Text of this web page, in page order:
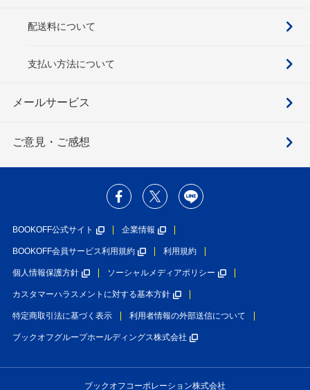
配送料について
支払い方法について
メールサービス
ご意見・ご感想
BOOKOFF公式サイト 企業情報
BOOKOFF会員サービス利用規約 利用規約
個人情報保護方針 ソーシャルメディアポリシー
カスタマーハラスメントに対する基本方針
特定商取引法に基づく表示 利用者情報の外部送信について
ブックオフグループホールディングス株式会社
ブックオフコーポレーション株式会社